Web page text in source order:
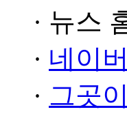
· 뉴스
· 네이
· 그곳